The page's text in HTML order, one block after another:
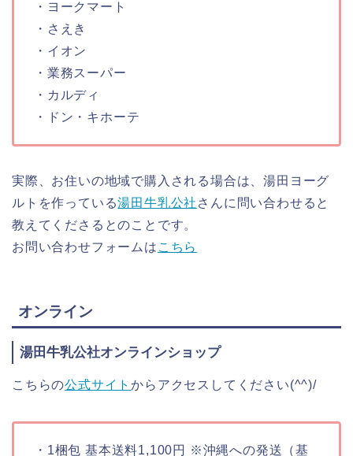
・ヨークマート
・さえき
・イオン
・業務スーパー
・カルディ
・ドン・キホーテ
実際、お住いの地域で購入される場合は、湯田ヨーグ
ルトを作っている湯田牛乳公社 さんに問い合わせると
教えてくださるとのことです。
お問い合わせフォームは こちら
オンライン
湯田牛乳公社オンラインショップ
こちらの公式サイトからアクセスしてください(^^)/
・1梱包 基本送料1,100円 ※沖縄への発送（基